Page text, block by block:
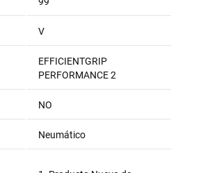
V
EFFICIENTGRIP
PERFORMANCE 2
NO
Neumático